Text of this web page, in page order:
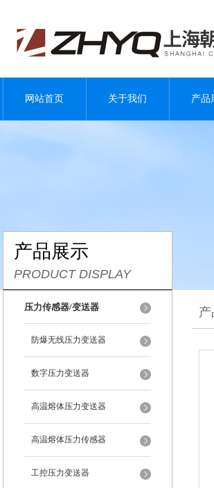
网站首页 关于我们 产品
产品展示
PRODUCT DISPLAY
压力传感器/变送器
防爆无线压力变送器
数字压力变送器
高温熔体压力变送器
高温熔体压力传感器
工控压力变送器